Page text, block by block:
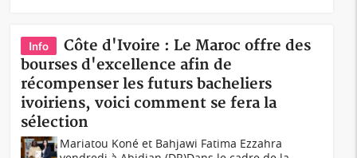
Info
Côte d'Ivoire : Le Maroc offre des
bourses d'excellence afin de
récompenser les futurs bacheliers
ivoiriens, voici comment se fera la
sélection
Mariatou Koné et Bahjawi Fatima Ezzahra